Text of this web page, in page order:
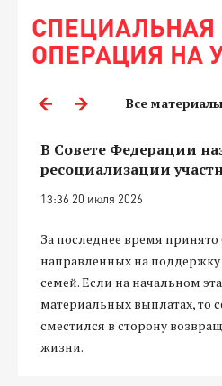
СПЕЦИАЛЬНАЯ
ОПЕРАЦИЯ НА
Все
В Совете Федерации
ресоциализации
13:36 20 июля 2026
За последнее время принято
направленных на
семей. Если на начальном
материальных выплатах, то
сместился в сторону
жизни.